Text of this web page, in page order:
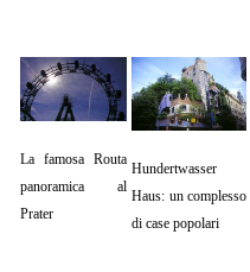
La famosa Routa
panoramica al
Prater
Hundertwasser
Haus: un complesso
di case popolari